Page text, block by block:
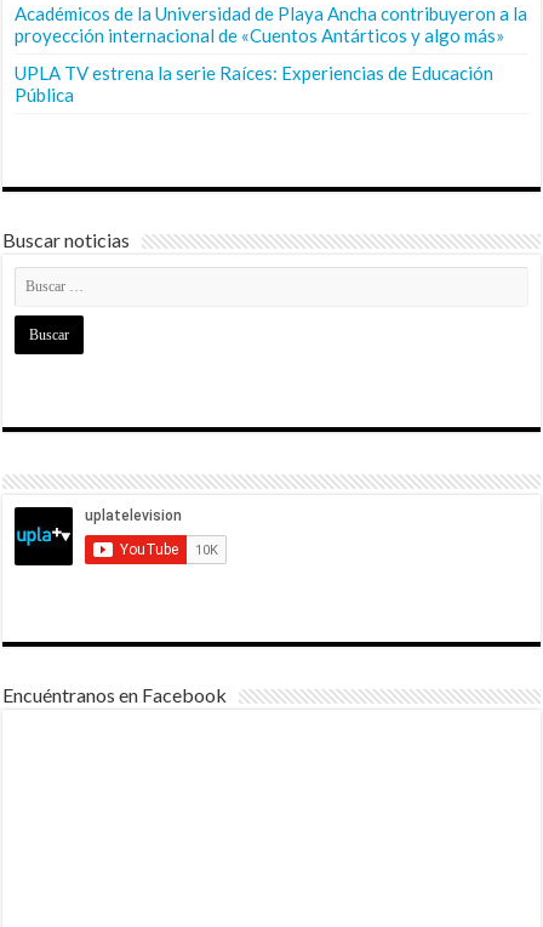
Académicos de la Universidad de Playa Ancha contribuyeron a la
proyección internacional de «Cuentos Antárticos y algo más»
UPLA TV estrena la serie Raíces: Experiencias de Educación
Pública
Buscar noticias
Encuéntranos en Facebook